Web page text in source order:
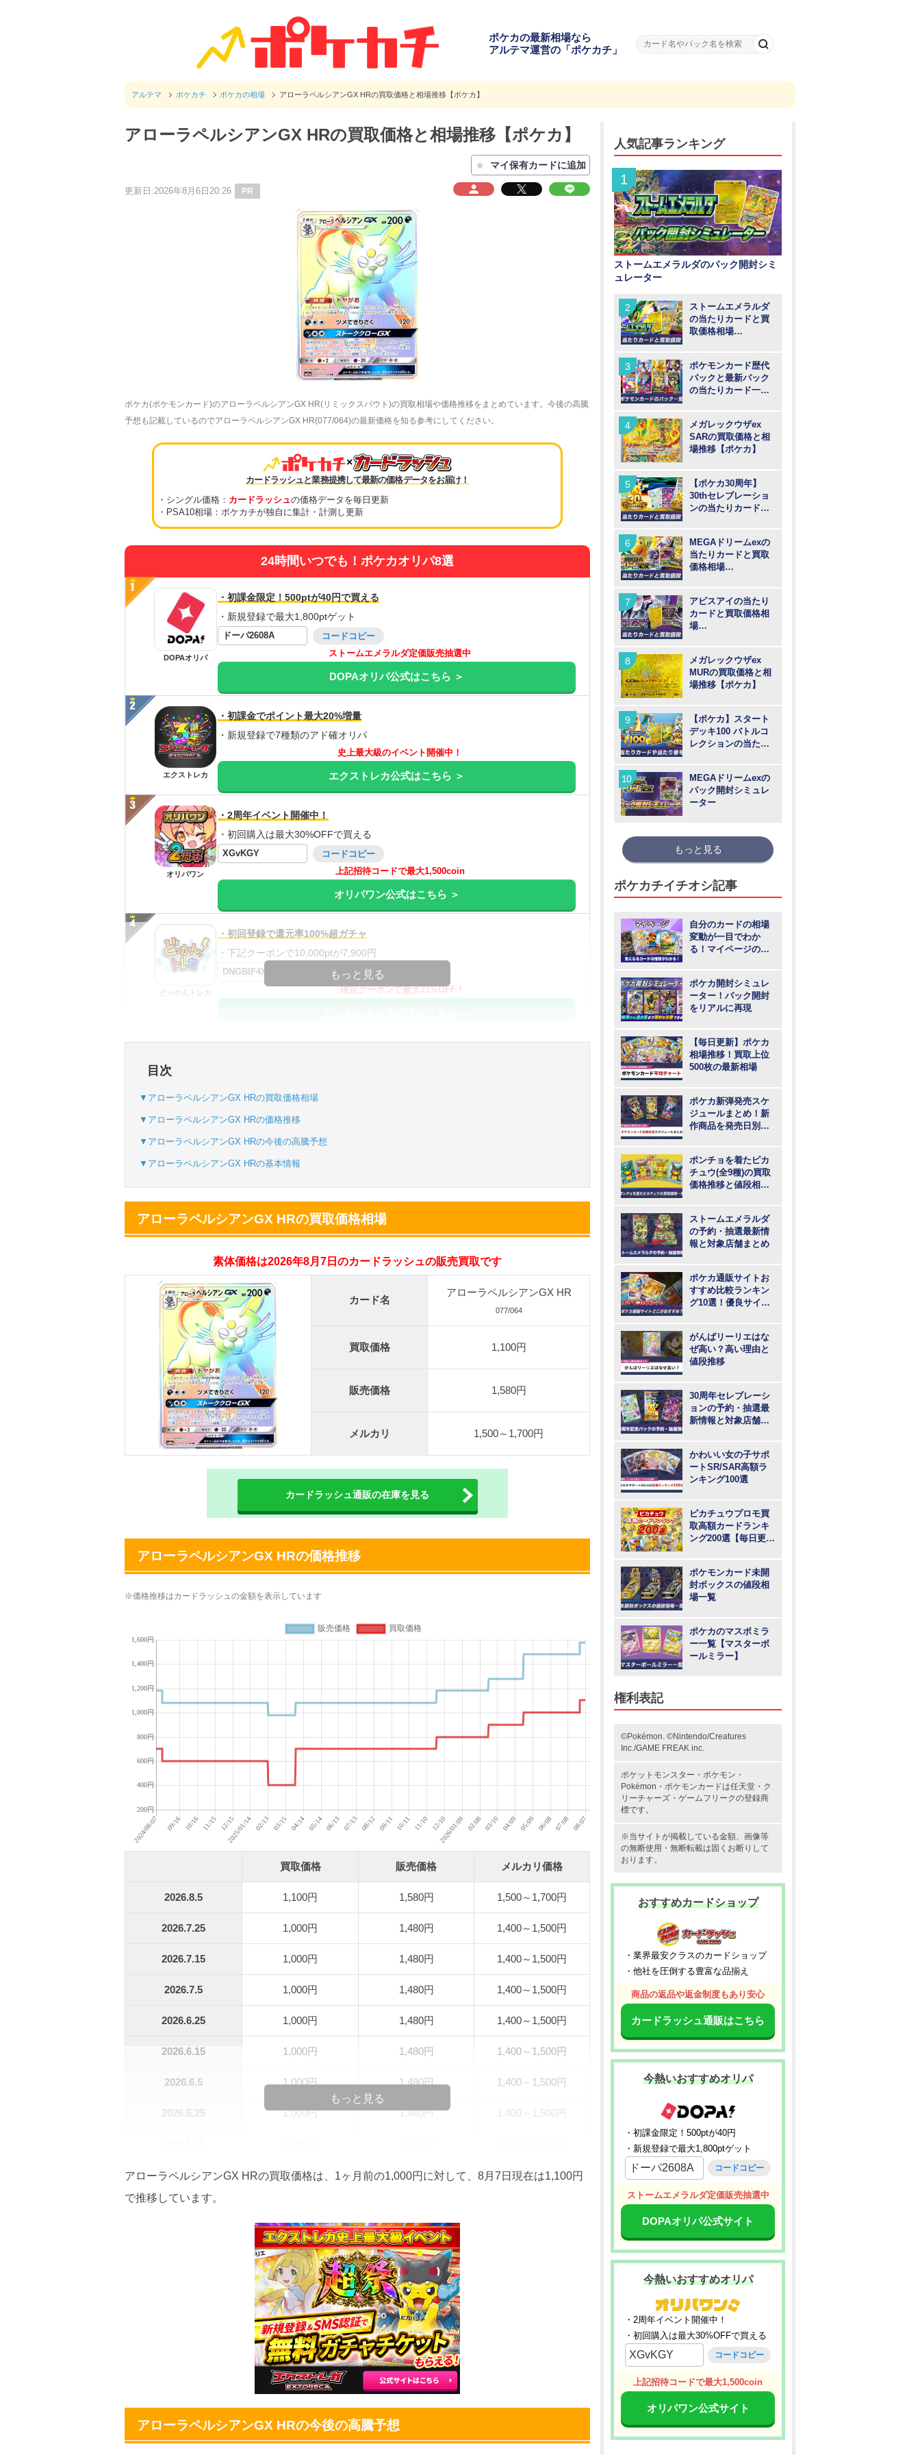
ポケカの最新相場なら
アルテマ運営の「ポケカチ」
アルテマ ポケカチ ポケカの相場 アローラペルシアンGX HRの買取価格と相場推移【ポケカ】
アローラペルシアンGX HRの買取価格と相場推移【ポケカ】
★ マイ保有カードに追加
更新日:2026年8月6日20:26 PR
ポケカ(ポケモンカード)のアローラペルシアンGX HR(リミックスバウト)の買取相場や価格推移をまとめています。今後の高騰
予想も記載しているのでアローラペルシアンGX HR(077/064)の最新価格を知る参考にしてください。
×
カードラッシュと業務提携して最新の価格データをお届け！
・シングル価格： カードラッシュの価格データを毎日更新
・PSA10相場：ポケカチが独自に集計・計測し更新
24時間いつでも！ポケカオリパ8選
DOPAオリパ
・初課金限定！500ptが40円で買える
・新規登録で最大1,800ptゲット
ドーパ2608A
コードコピー
ストームエメラルダ定価販売抽選中
DOPAオリパ公式はこちら ＞
エクストレカ
・初課金でポイント最大20%増量
・新規登録で7種類のアド確オリパ
史上最大級のイベント開催中！
エクストレカ公式はこちら ＞
オリパワン
・2周年イベント開催中！
・初回購入は最大30%OFFで買える
XGvKGY
コードコピー
上記招待コードで最大1,500coin
オリパワン公式はこちら ＞
どっかんトレカ
・初回登録で還元率100%超ガチャ
・下記クーポンで10,000ptが7,900円
DNGBIF4X
コードコピー
↑限定クーポンで最大21%OFF！
・atone・ペイディ対応！
・新規登録で6種類アド確解禁
オリくじ
・新規登録で無料100連できる！
・初回購入は500coinが50円
TVCM記念！激熱イベント開催中
オリくじ公式はこちら ＞
TORAオリパ
・リリース1周年イベント開催中！
・新規登録で最大90%OFF
TORAオリパ公式はこちら ＞
もっと見る
目次
▼アローラペルシアンGX HRの買取価格相場
▼アローラペルシアンGX HRの価格推移
▼アローラペルシアンGX HRの今後の高騰予想
▼アローラペルシアンGX HRの基本情報
アローラペルシアンGX HRの買取価格相場
素体価格は2026年8月7日のカードラッシュの販売買取です
カード名
アローラペルシアンGX HR
077/064
買取価格 1,100円
販売価格 1,580円
メルカリ 1,500～1,700円
カードラッシュ通販の在庫を見る
アローラペルシアンGX HRの価格推移
※価格推移はカードラッシュの金額を表示しています
買取価格 販売価格 メルカリ価格
2026.8.5 1,100円 1,580円 1,500～1,700円
2026.7.25 1,000円 1,480円 1,400～1,500円
2026.7.15 1,000円 1,480円 1,400～1,500円
2026.7.5 1,000円 1,480円 1,400～1,500円
2026.6.25 1,000円 1,480円 1,400～1,500円
2026.6.15 1,000円 1,480円 1,400～1,500円
2026.6.5 1,000円 1,480円 1,400～1,500円
2026.5.25 1,000円 1,480円 1,400～1,500円
2026.5.5 1,000円 1,480円 1,400～1,500円
2026.4.25
900円 1,280円
900円 1,280円
900円 1,280円
900円 1,280円
900円 1,280円
900円 1,280円
2026.2.15 800円 1,180円
もっと見る
アローラペルシアンGX HRの買取価格は、1ヶ月前の1,000円に対して、8月7日現在は1,100円
で推移しています。
アローラペルシアンGX HRの今後の高騰予想
人気記事ランキング
ストームエメラルダのパック開封シミ
ュレーター
ストームエメラルダ
の当たりカードと買
取価格相場
ポケモンカード歴代
パックと最新パック
の当たりカード一覧
メガレックウザex
SARの買取価格と相
場推移【ポケカ】
【ポケカ30周年】
30thセレブレーショ
ンの当たりカードと
MEGAドリームexの
当たりカードと買取
価格相場
アビスアイの当たり
カードと買取価格相
場
メガレックウザex
MURの買取価格と相
場推移【ポケカ】
【ポケカ】スタート
デッキ100 バトルコ
レクションの当たり
MEGAドリームexの
パック開封シミュレ
ーター
もっと見る
ポケカチイチオシ記事
自分のカードの相場
変動が一目でわか
る！マイページの登
ポケカ開封シミュレ
ーター！パック開封
をリアルに再現
【毎日更新】ポケカ
相場推移！買取上位
500枚の最新相場
ポケカ新弾発売スケ
ジュールまとめ！新
作商品を発売日別に
ポンチョを着たピカ
チュウ(全9種)の買取
価格推移と値段相
ストームエメラルダ
の予約・抽選最新情
報と対象店舗まとめ
ポケカ通販サイトお
すすめ比較ランキン
グ10選！優良サイト
がんばリーリエはな
ぜ高い？高い理由と
値段推移
30周年セレブレーシ
ョンの予約・抽選最
新情報と対象店舗ま
かわいい女の子サポ
ートSR/SAR高額ラ
ンキング100選
ピカチュウプロモ買
取高額カードランキ
ング200選【毎日更
ポケモンカード未開
封ボックスの値段相
場一覧
ポケカのマスボミラ
ー一覧【マスターボ
ールミラー】
権利表記
©Pokémon. ©Nintendo/Creatures
Inc./GAME FREAK inc.
ポケットモンスター ・ポケモン・
Pokémon・ ポケモンカードは任天堂・ ク
リーチャーズ ・ ゲームフリークの登録商
標です。
※当サイトが掲載している金額、画像等
の無断使用・無断転載は固くお断りして
おります。
おすすめカードショップ
・業界最安クラスのカードショップ
・他社を圧倒する豊富な品揃え
商品の返品や返金制度もあり安心
カードラッシュ通販はこちら
今熱いおすすめオリパ
・初課金限定！500ptが40円
・新規登録で最大1,800ptゲット
ドーパ2608A コードコピー
ストームエメラルダ定価販売抽選中
DOPAオリパ公式サイト
今熱いおすすめオリパ
・2周年イベント開催中！
・初回購入は最大30%OFFで買える
XGvKGY コードコピー
上記招待コードで最大1,500coin
オリパワン公式サイト